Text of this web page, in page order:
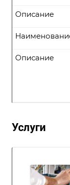
Описание
Описание
Услуги